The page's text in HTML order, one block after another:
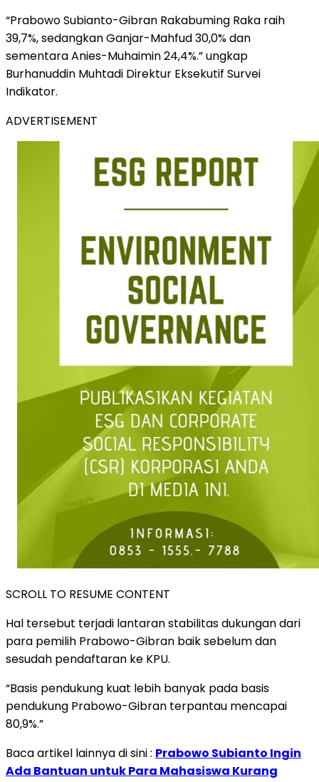
“Prabowo Subianto-Gibran Rakabuming Raka raih
39,7%, sedangkan Ganjar-Mahfud 30,0% dan
sementara Anies-Muhaimin 24,4%.” ungkap
Burhanuddin Muhtadi Direktur Eksekutif Survei
Indikator.
ADVERTISEMENT
SCROLL TO RESUME CONTENT
Hal tersebut terjadi lantaran stabilitas dukungan dari
para pemilih Prabowo-Gibran baik sebelum dan
sesudah pendaftaran ke KPU.
“Basis pendukung kuat lebih banyak pada basis
pendukung Prabowo-Gibran terpantau mencapai
80,9%.”
Baca artikel lainnya di sini : Prabowo Subianto Ingin
Ada Bantuan untuk Para Mahasiswa Kurang